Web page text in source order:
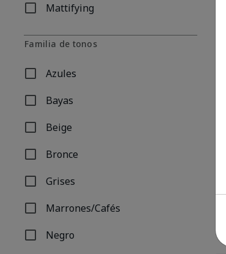
Mattifying
Refinar por Problema: Mattifying
Familia de tonos
Azules
Refinar por Familia de tonos: Azules
Bayas
Refinar por Familia de tonos: Bayas
Beige
Refinar por Familia de tonos: Beige
Bronce
Refinar por Familia de tonos: Bronce
Grises
Refinar por Familia de tonos: Grises
Marrones/Cafés
Refinar por Familia de tonos: Marrones/Cafés
Negro
Refinar por Familia de tonos: Negro